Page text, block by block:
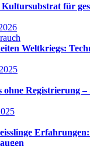
für
Weltkriegs:
ohne Registrierung